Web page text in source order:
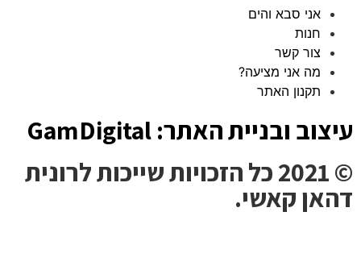
אני סבא והים
חנות
צור קשר
מה אני מציעה?
תקנון האתר
עיצוב ובניית האתר: GamDigital
© 2021 כל הזכויות שייכות לרונית
דהאן קאשי.